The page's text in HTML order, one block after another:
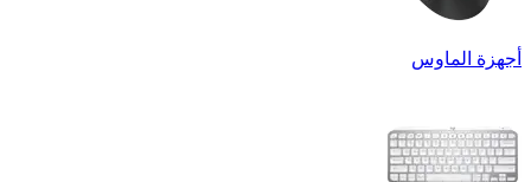
أجهزة الماوس